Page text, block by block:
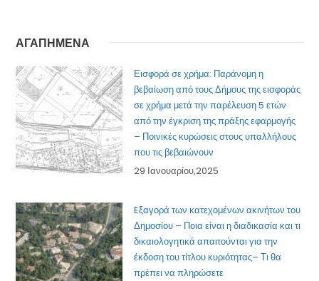
ΑΓΑΠΗΜΕΝΑ
Εισφορά σε χρήμα: Παράνομη η
βεβαίωση από τους Δήμους της εισφοράς
σε χρήμα μετά την παρέλευση 5 ετών
από την έγκριση της πράξης εφαρμογής
– Ποινικές κυρώσεις στους υπαλλήλους
που τις βεβαιώνουν
29 Ιανουαρίου,2025
Eξαγορά των κατεχομένων ακινήτων του
Δημοσίου – Ποια είναι η διαδικασία και τι
δικαιολογητικά απαιτούνται για την
έκδοση του τίτλου κυριότητας– Τι θα
πρέπει να πληρώσετε